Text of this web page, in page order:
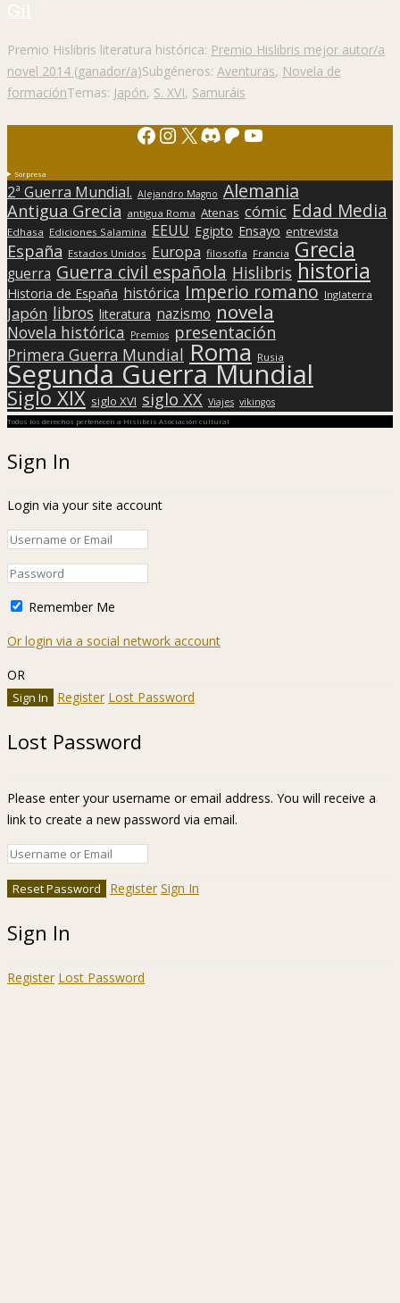
Gil
Premio Hislibris literatura histórica: Premio Hislibris mejor autor/a
novel 2014 (ganador/a)Subgéneros: Aventuras, Novela de
formaciónTemas: Japón, S. XVI, Samuráis
Facebook
Instagram
X Discord
Patreon
YouTube
Sorpresa
2ª Guerra Mundial. Alejandro Magno Alemania
Antigua Grecia antigua Roma Atenas cómic Edad Media
Edhasa Ediciones Salamina EEUU Egipto Ensayo entrevista
España Estados Unidos Europa filosofía Francia Grecia
guerra Guerra civil española Hislibris historia
Historia de España histórica Imperio romano Inglaterra
Japón libros literatura nazismo novela
Novela histórica Premios presentación
Primera Guerra Mundial Roma Rusia
Segunda Guerra Mundial
Siglo XIX siglo XVI siglo XX Viajes vikingos
Todos los derechos pertenecen a Hislibris Asociación cultural
Sign In
Login via your site account
Remember Me
Or login via a social network account
OR
Register Lost Password
Lost Password
Please enter your username or email address. You will receive a
link to create a new password via email.
Register Sign In
Sign In
Register Lost Password